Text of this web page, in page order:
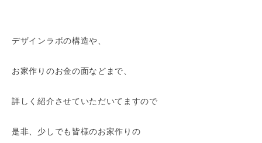
デザインラボの構造や、
お家作りのお金の面などまで、
詳しく紹介させていただいてますので
是非、少しでも皆様のお家作りの